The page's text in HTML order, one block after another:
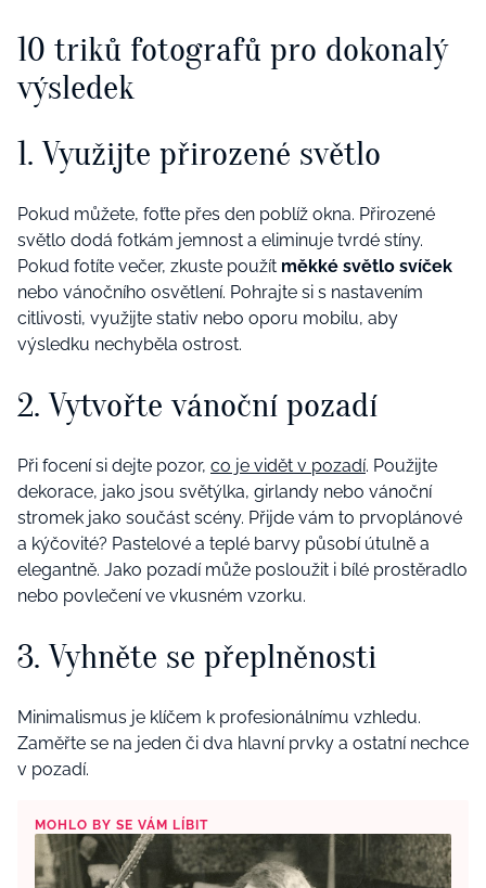
10 triků fotografů pro dokonalý
výsledek
1. Využijte přirozené světlo
Pokud můžete, foťte přes den poblíž okna. Přirozené
světlo dodá fotkám jemnost a eliminuje tvrdé stíny.
Pokud fotíte večer, zkuste použít měkké světlo svíček
nebo vánočního osvětlení. Pohrajte si s nastavením
citlivosti, využijte stativ nebo oporu mobilu, aby
výsledku nechyběla ostrost.
2. Vytvořte vánoční pozadí
Při focení si dejte pozor, co je vidět v pozadí. Použijte
dekorace, jako jsou světýlka, girlandy nebo vánoční
stromek jako součást scény. Přijde vám to prvoplánové
a kýčovité? Pastelové a teplé barvy působí útulně a
elegantně. Jako pozadí může posloužit i bílé prostěradlo
nebo povlečení ve vkusném vzorku.
3. Vyhněte se přeplněnosti
Minimalismus je klíčem k profesionálnímu vzhledu.
Zaměřte se na jeden či dva hlavní prvky a ostatní nechce
v pozadí.
MOHLO BY SE VÁM LÍBIT